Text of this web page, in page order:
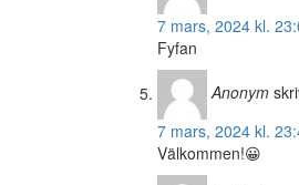
7 mars, 2024 kl.
Fyfan
Anonym
7 mars, 2024 kl.
Välkommen!😀